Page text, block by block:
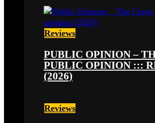
Reviews
PUBLIC OPINION –
PUBLIC OPINION :::
(2026)
Reviews